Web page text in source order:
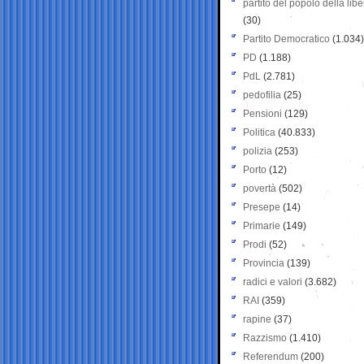
partito del popolo della
(30)
Partito Democratico (1.034)
PD (1.188)
PdL (2.781)
pedofilia (25)
Pensioni (129)
Politica (40.833)
polizia (253)
Porto (12)
povertà (502)
Presepe (14)
Primarie (149)
Prodi (52)
Provincia (139)
radici e valori (3.682)
RAI (359)
rapine (37)
Razzismo (1.410)
Referendum (200)